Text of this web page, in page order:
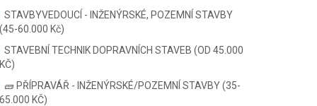
STAVBYVEDOUCÍ - INŽENÝRSKÉ, POZEMNÍ STAVBY
(45-60.000 Kč)
STAVEBNÍ TECHNIK DOPRAVNÍCH STAVEB (OD 45.000
KČ)
🧱 PŘÍPRAVÁŘ - INŽENÝRSKÉ/POZEMNÍ STAVBY (35-
65.000 KČ)